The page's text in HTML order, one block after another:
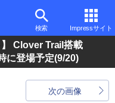
検索 Impressサイト
Clover Trail搭載
に登場予定(9/20)
次の画像